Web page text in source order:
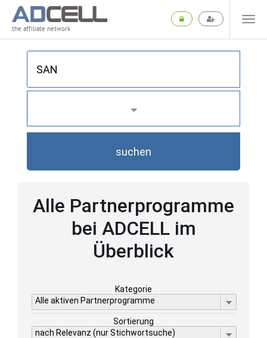
the affiliate network
suchen
Alle Partnerprogramme
bei ADCELL im
Überblick
Kategorie
Alle aktiven Partnerprogramme
Sortierung
nach Relevanz (nur Stichwortsuche)